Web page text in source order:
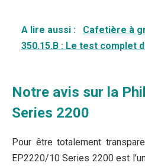
A lire aussi :
Cafetière à
350.15.B : Le test complet
Notre avis sur la
Series 2200
Pour être totalement
EP2220/10 Series 2200 est